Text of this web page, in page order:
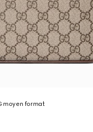
moyen format